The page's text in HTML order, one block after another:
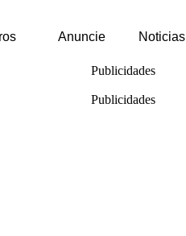
Anuncie Noticias
Publicidades
Publicidades